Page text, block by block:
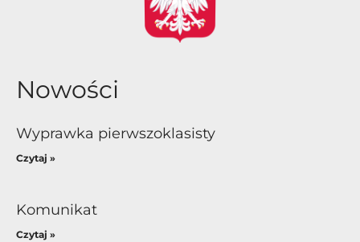
Nowości
Wyprawka pierwszoklasisty
Czytaj »
Komunikat
Czytaj »